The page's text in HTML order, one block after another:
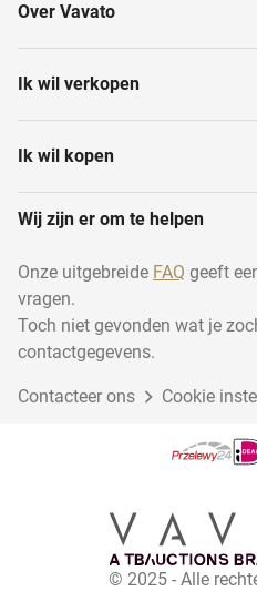
Ladenkasten
Vergaderstoelen
Prenten in lijst
Over Vavato
Ik wil verkopen
Ik wil kopen
Wij zijn er om te helpen
Onze uitgebreide FAQ geeft
vragen.
Toch niet gevonden wat je
contactgegevens.
Contacteer ons Cookie
© 2025 - Alle